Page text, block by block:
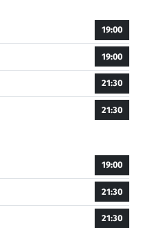
19:00
19:00
21:30
21:30
19:00
21:30
21:30